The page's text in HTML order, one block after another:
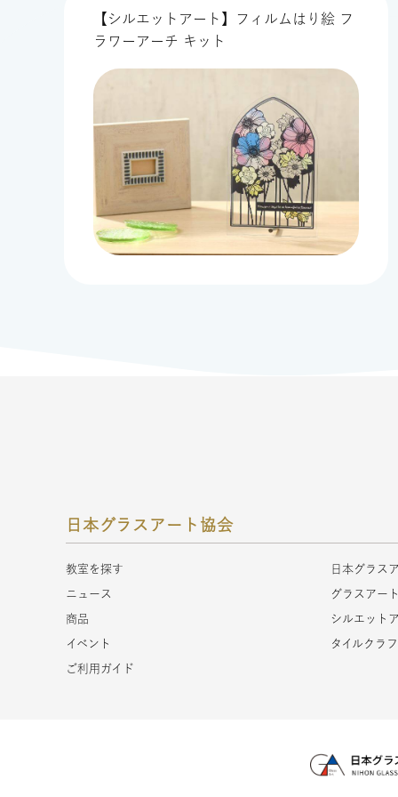
【シルエットアート】フィルムはり絵 フ
ラワーアーチ キット
日本グラスアート協会
教室を探す
ニュース
商品
イベント
ご利用ガイド
日本グラス
グラスアー
シルエット
タイルクラ